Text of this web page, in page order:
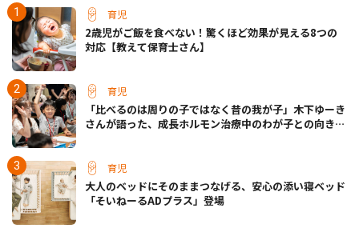
育児
2歳児がご飯を食べない！驚くほど効果が見える8つの
対応【教えて保育士さん】
育児
「比べるのは周りの子ではなく昔の我が子」木下ゆーき
さんが語った、成長ホルモン治療中のわが子との向き合
育児
大人のベッドにそのままつなげる、安心の添い寝ベッド
「そいねーるADプラス」登場